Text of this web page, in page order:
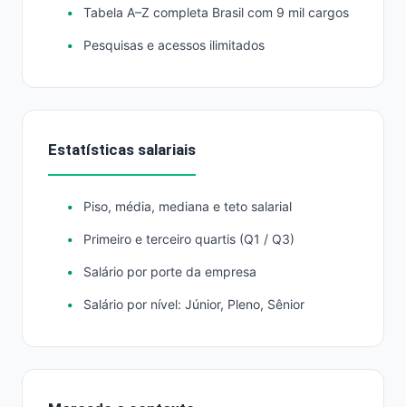
Tabela A–Z completa Brasil com 9 mil cargos
Pesquisas e acessos ilimitados
Estatísticas salariais
Piso, média, mediana e teto salarial
Primeiro e terceiro quartis (Q1 / Q3)
Salário por porte da empresa
Salário por nível: Júnior, Pleno, Sênior